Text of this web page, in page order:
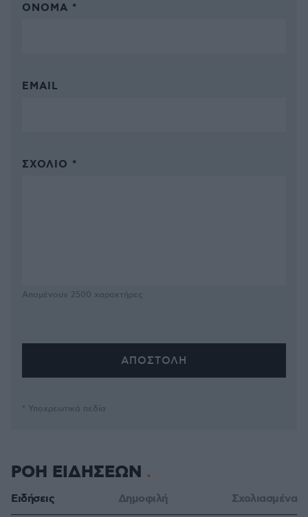
ΌΝΟΜΑ *
EMAIL
ΣΧΌΛΙΟ *
Απομένουν 2500 χαρακτήρες
* Υποχρεωτικά πεδία
ΡΟΗ ΕΙΔΗΣΕΩΝ
Ειδήσεις Δημοφιλή Σχολιασμένα